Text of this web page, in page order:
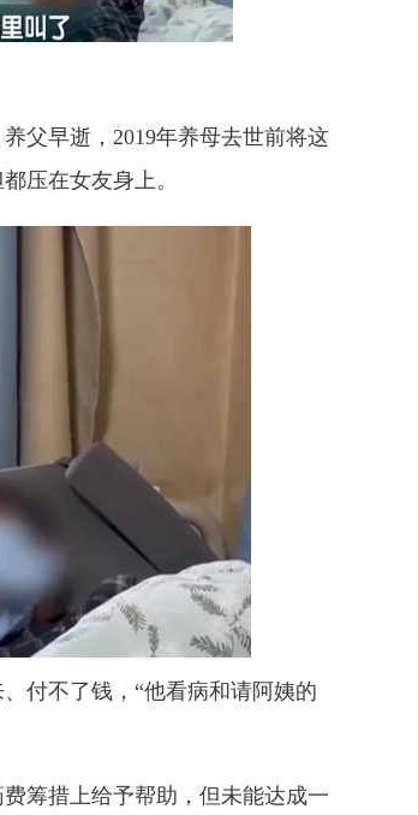
父早逝，2019年养母去世前将这
压在女友身上。
付不了钱，“他看病和请阿姨的
筹措上给予帮助， 但未能达成一